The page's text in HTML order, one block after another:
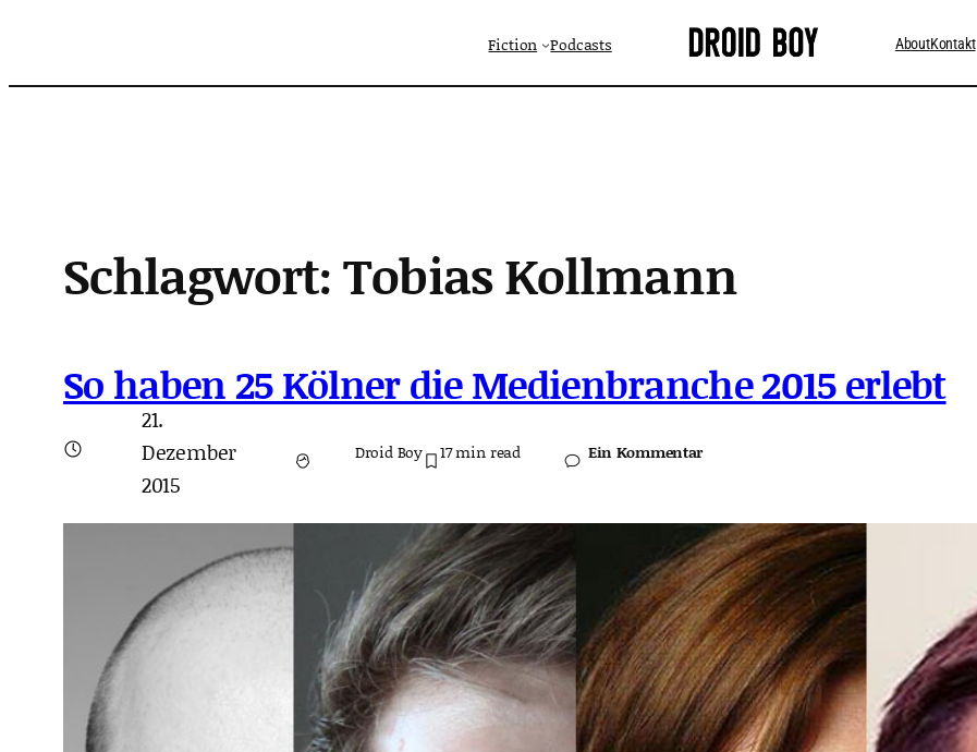
springen
Fiction Podcasts AboutKontakt
Schlagwort:Tobias Kollmann
So haben 25 Kölner die Medienbranche 2015 erlebt
21.
Dezember
2015
Droid Boy 17min read Ein Kommentar